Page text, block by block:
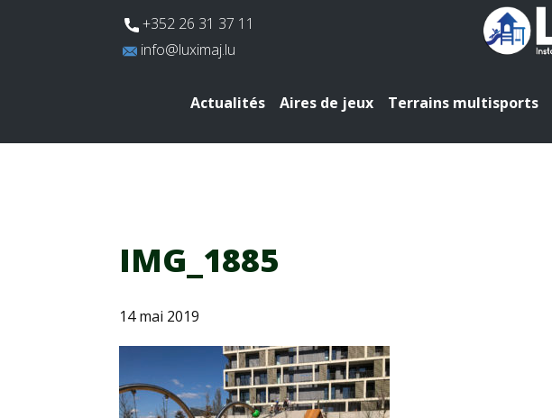
​+352 26 31 37 11
​info@luximaj.lu
Actualités Aires de jeux Terrains multisports
IMG_1885
14 mai 2019